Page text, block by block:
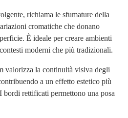
richiama le sfumature della
cromatiche che donano
È ideale per creare ambienti
moderni che più tradizionali.
valorizza la continuità visiva degli
a un effetto estetico più
bordi rettificati permettono una posa